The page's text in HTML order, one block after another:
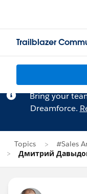
Trailblazer
Bring your
Dreamforce.
Topics
#Sales
Дмитрий